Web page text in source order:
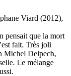
Viard (2012),
pensait que la mort
fait. Très joli
Michel Delpech,
Le mélange